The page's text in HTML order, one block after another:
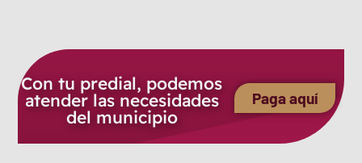
Con tu predial, podemos
atender las necesidades
del municipio
Paga aquí